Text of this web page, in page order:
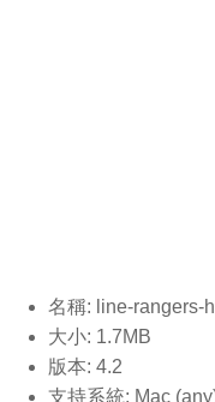
名稱: line-rangers-
大小: 1.7MB
版本: 4.2
支持系統: Mac